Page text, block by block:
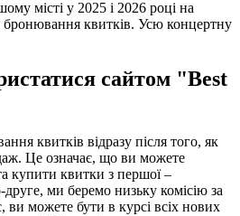
місті у 2025 і 2026 році на
бронювання квитків. Усю концертну
сайтом "Best
квитків відразу після того, як
Це означає, що ви можете
купити квитки з першої –
ми беремо низьку комісію за
ви можете бути в курсі всіх нових